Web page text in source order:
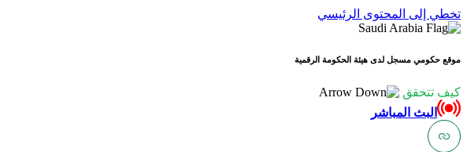
تخطي إلى المحتوى الرئيسي
موقع حكومي مسجل لدى هيئة الحكومة الرقمية
كيف تتحقق
البث المباشر